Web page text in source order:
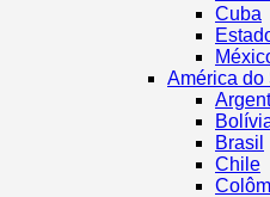
Cuba
América do
Brasil
Chile